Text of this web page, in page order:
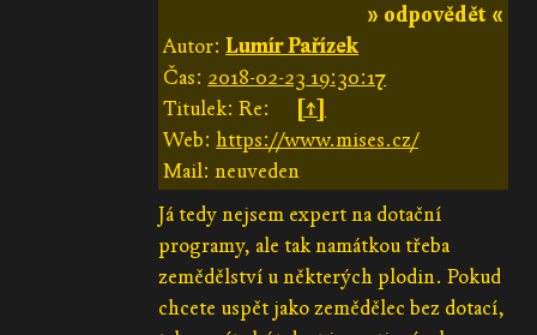
» odpovědět «
Autor:Lumír Pařízek
Čas: 2018-02-23 19:30:17
Titulek: Re:
[↑]
Web:https://www.mises.cz/
Mail: neuveden
Já tedy nejsem expert na dotační
programy, ale tak namátkou třeba
zemědělství u některých plodin. Pokud
chcete uspět jako zemědělec bez dotací,